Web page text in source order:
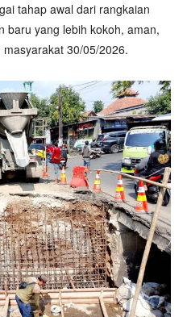
tahap awal dari rangkaian
baru yang lebih kokoh, aman,
30/05/2026.